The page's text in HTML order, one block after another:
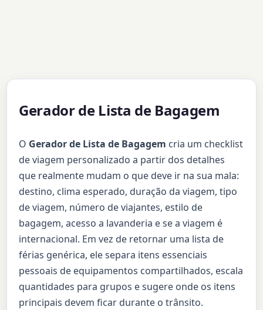
Gerador de Lista de Bagagem
O Gerador de Lista de Bagagem cria um checklist
de viagem personalizado a partir dos detalhes
que realmente mudam o que deve ir na sua mala:
destino, clima esperado, duração da viagem, tipo
de viagem, número de viajantes, estilo de
bagagem, acesso a lavanderia e se a viagem é
internacional. Em vez de retornar uma lista de
férias genérica, ele separa itens essenciais
pessoais de equipamentos compartilhados, escala
quantidades para grupos e sugere onde os itens
principais devem ficar durante o trânsito.